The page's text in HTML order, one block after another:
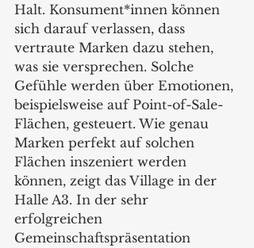
Halt. Konsument*innen können
sich darauf verlassen, dass
vertraute Marken dazu stehen,
was sie versprechen. Solche
Gefühle werden über Emotionen,
beispielsweise auf Point-of-Sale-
Flächen, gesteuert. Wie genau
Marken perfekt auf solchen
Flächen inszeniert werden
können, zeigt das Village in der
Halle A3. In der sehr
erfolgreichen
Gemeinschaftspräsentation